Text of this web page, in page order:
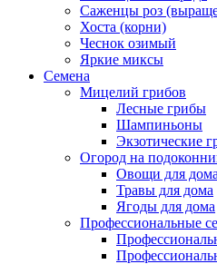
Саженцы роз
Хоста (корни)
Чеснок озимый
Яркие миксы
Семена
Мицелий грибов
Лесные грибы
Шампиньоны
Экзотические
Огород на
Овощи для дома
Травы для дома
Ягоды для дома
Профессиональные